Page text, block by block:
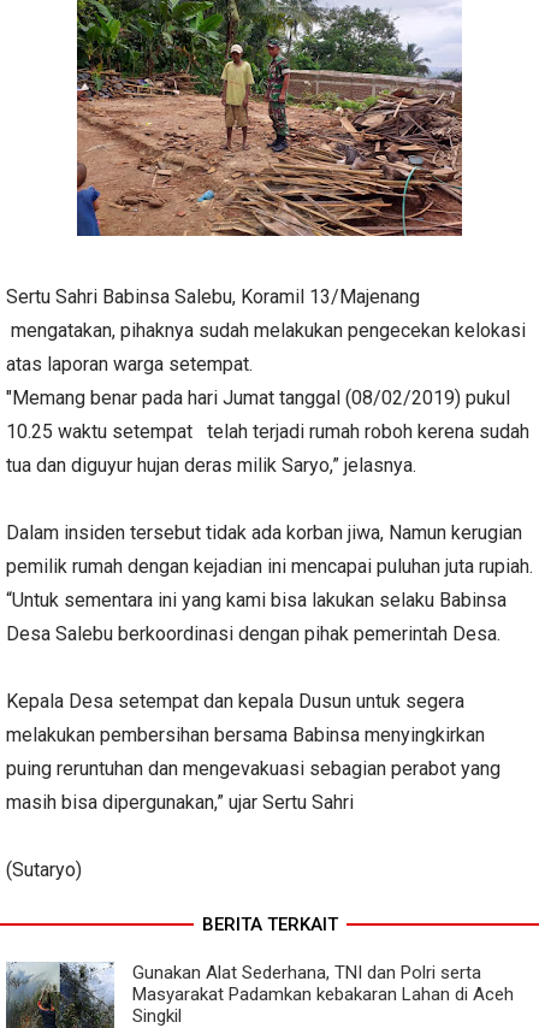
Sertu Sahri Babinsa Salebu, Koramil 13/Majenang
mengatakan, pihaknya sudah melakukan pengecekan kelokasi
atas laporan warga setempat.
"Memang benar pada hari Jumat tanggal (08/02/2019) pukul
10.25 waktu setempat telah terjadi rumah roboh kerena sudah
tua dan diguyur hujan deras milik Saryo,” jelasnya.
Dalam insiden tersebut tidak ada korban jiwa, Namun kerugian
pemilik rumah dengan kejadian ini mencapai puluhan juta rupiah.
“Untuk sementara ini yang kami bisa lakukan selaku Babinsa
Desa Salebu berkoordinasi dengan pihak pemerintah Desa.
Kepala Desa setempat dan kepala Dusun untuk segera
melakukan pembersihan bersama Babinsa menyingkirkan
puing reruntuhan dan mengevakuasi sebagian perabot yang
masih bisa dipergunakan,” ujar Sertu Sahri
(Sutaryo)
BERITA TERKAIT
Gunakan Alat Sederhana, TNI dan Polri serta
Masyarakat Padamkan kebakaran Lahan di Aceh
Singkil